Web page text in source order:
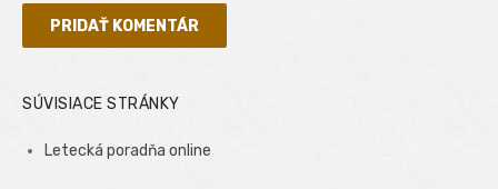
SÚVISIACE STRÁNKY
Letecká poradňa online